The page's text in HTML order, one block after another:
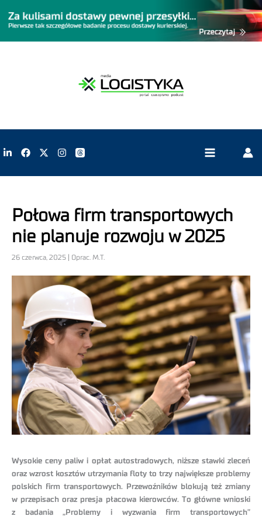
Połowa firm transportowych
nie planuje rozwoju w 2025
26 czerwca, 2025 | Oprac. M.T.
Wysokie ceny paliw i opłat autostradowych, niższe stawki zleceń
oraz wzrost kosztów utrzymania floty to trzy największe problemy
polskich firm transportowych. Przewoźników blokują też zmiany
w przepisach oraz presja płacowa kierowców. To główne wnioski
z badania „Problemy i wyzwania firm transportowych”